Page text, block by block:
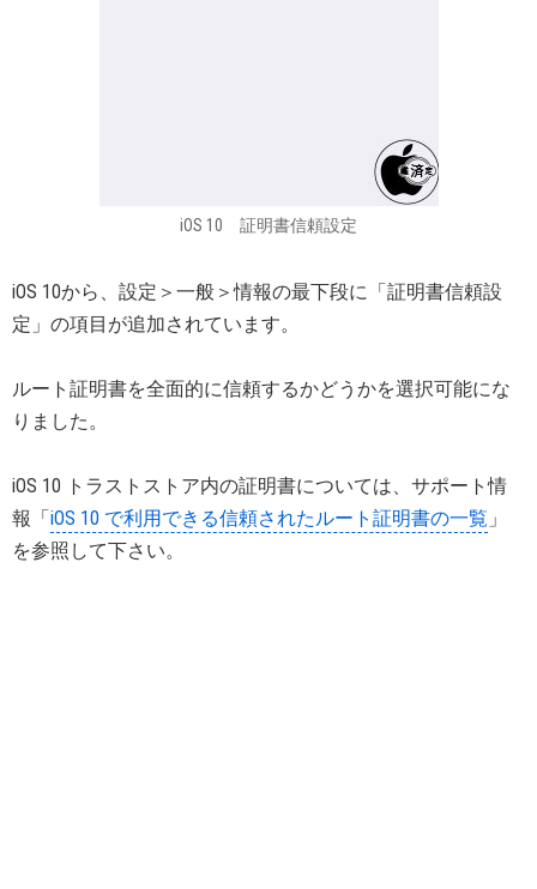
iOS 10 証明書信頼設定
iOS 10から、設定＞一般＞情報の最下段に「証明書信頼設
定」の項目が追加されています。
ルート証明書を全面的に信頼するかどうかを選択可能にな
りました。
iOS 10 トラストストア内の証明書については、サポート情
報「iOS 10 で利用できる信頼されたルート証明書の一覧 」
を参照して下さい。